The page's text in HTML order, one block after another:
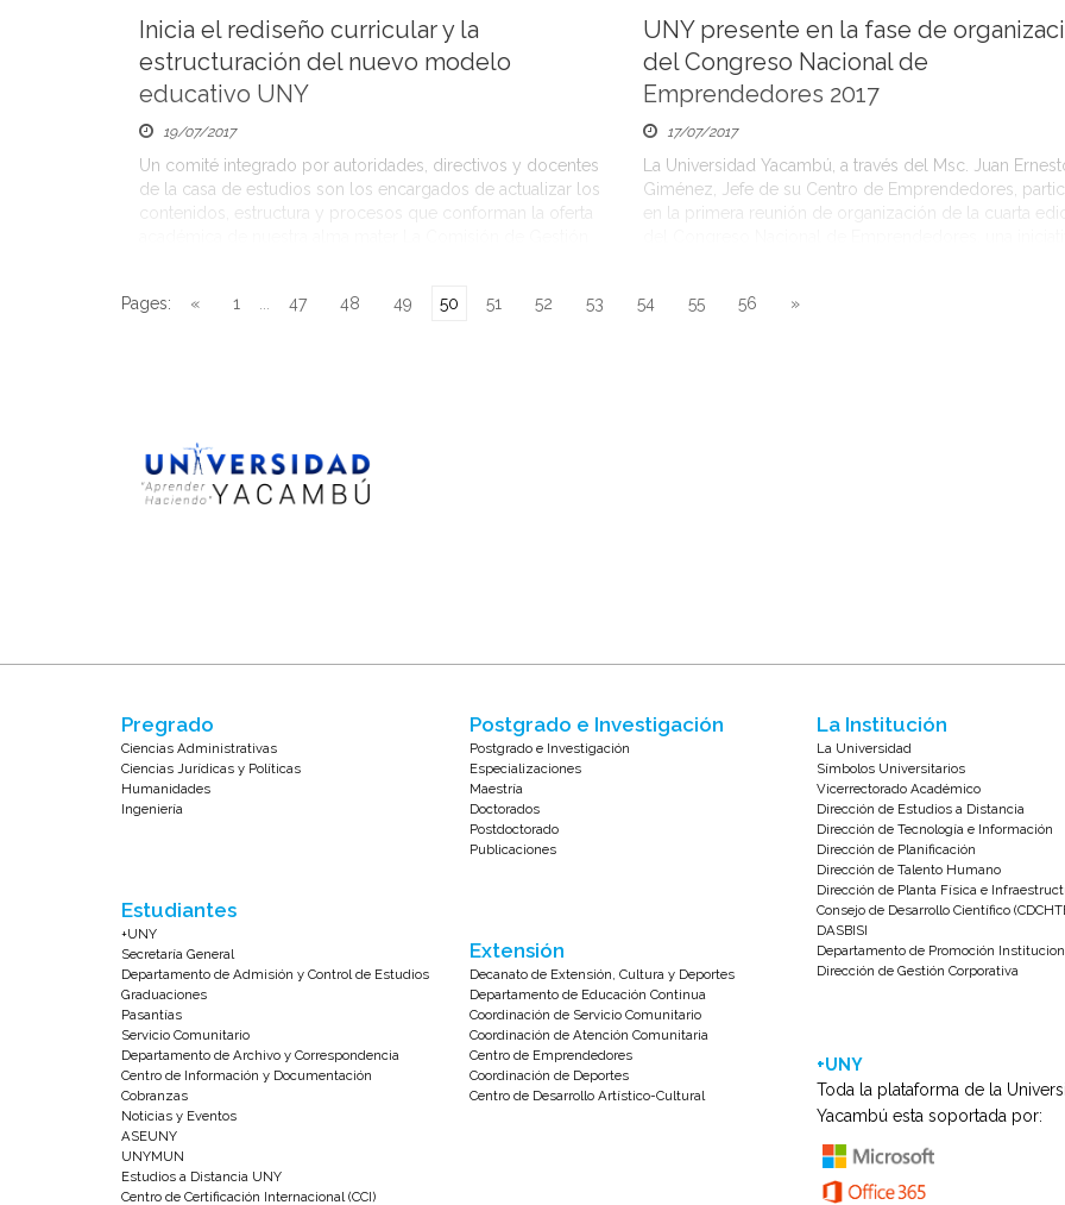
Inicia el rediseño curricular y la
estructuración del nuevo modelo
educativo UNY
19/07/2017
Un comité integrado por autoridades, directivos y docentes
de la casa de estudios son los encargados de actualizar los
contenidos, estructura y procesos que conforman la oferta
institución, con […]
UNY presente en la fase de
del Congreso Nacional de
Emprendedores 2017
17/07/2017
La Universidad Yacambú, a través del Msc. Juan
Giménez, Jefe de su Centro de Emprendedores,
en la primera reunión de organización de la cuarta
en la región larense y de la […]
Pages: « 1 47 48 49 50 51 52 53 54 55 56 »
Pregrado
Ciencias Administrativas
Ciencias Jurídicas y Políticas
Humanidades
Ingeniería
Estudiantes
+UNY
Secretaría General
Departamento de Admisión y Control de Estudios
Graduaciones
Pasantías
Servicio Comunitario
Departamento de Archivo y Correspondencia
Centro de Información y Documentación
Cobranzas
Noticias y Eventos
ASEUNY
UNYMUN
Estudios a Distancia UNY
Centro de Certificación Internacional (CCI)
Postgrado e Investigación
Postgrado e Investigación
Especializaciones
Maestría
Doctorados
Postdoctorado
Publicaciones
Extensión
Decanato de Extensión, Cultura y Deportes
Departamento de Educación Continua
Coordinación de Servicio Comunitario
Coordinación de Atención Comunitaria
Centro de Emprendedores
Coordinación de Deportes
Centro de Desarrollo Artístico-Cultural
La Institución
La Universidad
Símbolos Universitarios
Vicerrectorado Académico
Dirección de Estudios a Distancia
Dirección de Tecnología e Información
Dirección de Planificación
Dirección de Talento Humano
Dirección de Planta Física e
Consejo de Desarrollo Científico
DASBISI
Departamento de Promoción
Dirección de Gestión Corporativa
+UNY
Toda la plataforma de la
Yacambú esta soportada por: